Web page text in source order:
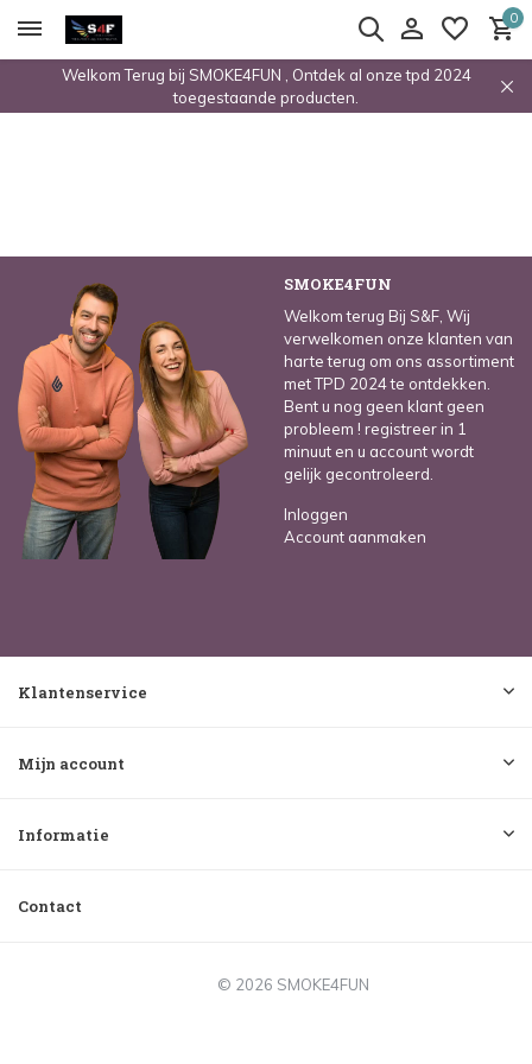
0
Welkom Terug bij SMOKE4FUN , Ontdek al onze tpd 2024
toegestaande producten.
SMOKE4FUN
Welkom terug Bij S&F, Wij
verwelkomen onze klanten van
harte terug om ons assortiment
met TPD 2024 te ontdekken.
Bent u nog geen klant geen
probleem ! registreer in 1
minuut en u account wordt
gelijk gecontroleerd.
Inloggen
Account aanmaken
Klantenservice
Mijn account
Informatie
Contact
© 2026 SMOKE4FUN